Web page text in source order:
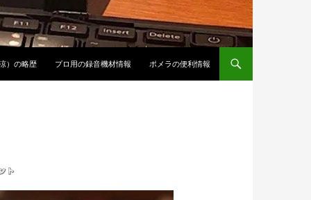
）の略歴 プロ用の録音機材情報 ポメラの便利情報
ト